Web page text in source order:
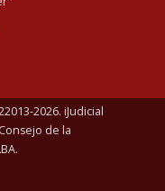
2026. iJudicial
Consejo de la
.